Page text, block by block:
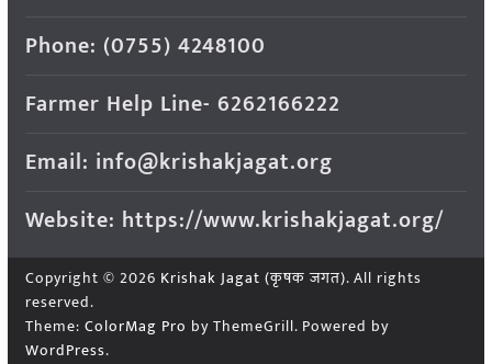
Phone: (0755) 4248100
Farmer Help Line- 6262166222
Email: info@krishakjagat.org
Website: https://www.krishakjagat.org/
Copyright © 2026 Krishak Jagat (कृषक जगत). All rights
reserved.
Theme: ColorMag Pro by ThemeGrill. Powered by
WordPress.